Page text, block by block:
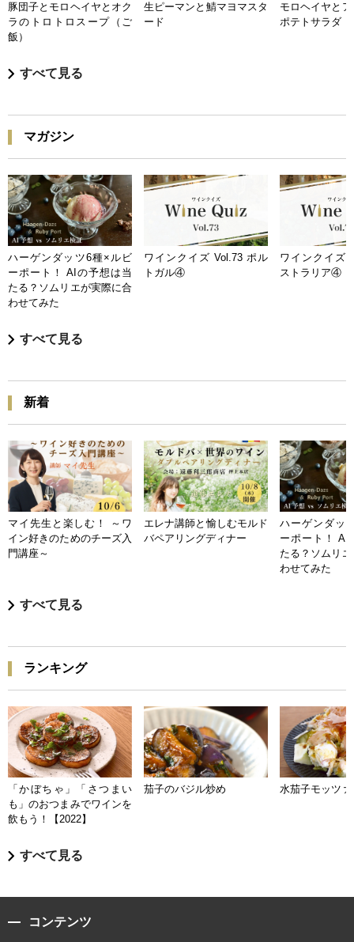
豚団子とモロヘイヤとオク
ラのトロトロスープ（ご
飯）
生ピーマンと鯖マヨマスタ
ード
モロヘイヤと
ポテトサラダ
すべて見る
マガジン
ハーゲンダッツ6種×ルビ
ーポート！ AIの予想は当
たる？ソムリエが実際に合
わせてみた
ワインクイズ Vol.73 ポル
トガル④
ワインクイズ
ストラリア④
すべて見る
新着
マイ先生と楽しむ！ ～ワ
イン好きのためのチーズ入
門講座～
エレナ講師と愉しむモルド
バペアリングディナー
ハーゲンダッ
ーポート！ AI
たる？ソムリ
わせてみた
すべて見る
ランキング
「かぼちゃ」「さつまい
も」のおつまみでワインを
飲もう！【2022】
茄子のバジル炒め 水茄子モッツァ
すべて見る
コンテンツ